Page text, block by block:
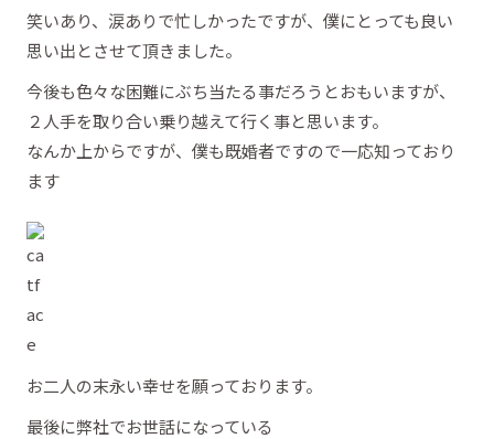
笑いあり、涙ありで忙しかったですが、僕にとっても良い
思い出とさせて頂きました。
今後も色々な困難にぶち当たる事だろうとおもいますが、
２人手を取り合い乗り越えて行く事と思います。
なんか上からですが、僕も既婚者ですので一応知っており
ます
お二人の末永い幸せを願っております。
最後に弊社でお世話になっている